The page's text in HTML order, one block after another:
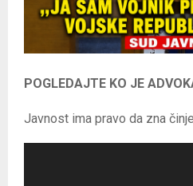
POGLEDAJTE KO JE
Javnost ima pravo da zna